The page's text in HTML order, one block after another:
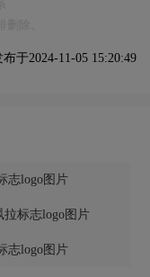
布于2024-11-05 15:20:49
志logo图片
拉标志logo图片
志logo图片